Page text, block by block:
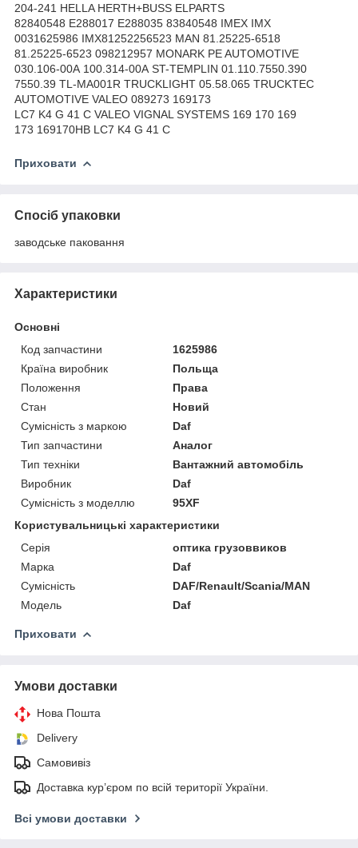
204-241 HELLA HERTH+BUSS ELPARTS
82840548 E288017 E288035 83840548 IMEX IMX
0031625986 IMX81252256523 MAN 81.25225-6518
81.25225-6523 098212957 MONARK PE AUTOMOTIVE
030.106-00A 100.314-00A ST-TEMPLIN 01.110.7550.390
7550.39 TL-MA001R TRUCKLIGHT 05.58.065 TRUCKTEC
AUTOMOTIVE VALEO 089273 169173
LC7 K4 G 41 C VALEO VIGNAL SYSTEMS 169 170 169
173 169170HB LC7 K4 G 41 C
Приховати
Спосіб упаковки
заводське паковання
Характеристики
Основні
Код запчастини
1625986
Країна виробник
Польща
Положення
Права
Стан
Новий
Сумісність з маркою
Daf
Тип запчастини
Аналог
Тип техніки
Вантажний автомобіль
Виробник
Daf
Сумісність з моделлю
95XF
Користувальницькі характеристики
Серія
оптика грузоввиков
Марка
Daf
Сумісність
DAF/Renault/Scania/MAN
Мoдель
Daf
Приховати
Умови доставки
Нова Пошта
Delivery
Самовивіз
Доставка кур’єром по всій території України.
Всі умови доставки